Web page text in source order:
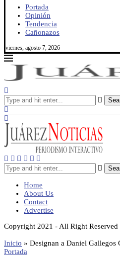
Portada
Opinión
Tendencia
Cañonazos
viernes, agosto 7, 2026
Home
About Us
Contact
Advertise
Copyright 2021 - All Right Reserved
Inicio » Designan a Daniel Gallegos
Portada